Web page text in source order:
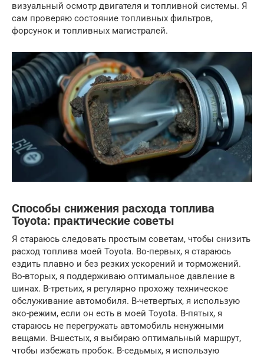
визуальный осмотр двигателя и топливной системы. Я
сам проверяю состояние топливных фильтров,
форсунок и топливных магистралей.
Способы снижения расхода топлива
Toyota: практические советы
Я стараюсь следовать простым советам, чтобы снизить
расход топлива моей Toyota. Во-первых, я стараюсь
ездить плавно и без резких ускорений и торможений.
Во-вторых, я поддерживаю оптимальное давление в
шинах. В-третьих, я регулярно прохожу техническое
обслуживание автомобиля. В-четвертых, я использую
эко-режим, если он есть в моей Toyota. В-пятых, я
стараюсь не перегружать автомобиль ненужными
вещами. В-шестых, я выбираю оптимальный маршрут,
чтобы избежать пробок. В-седьмых, я использую